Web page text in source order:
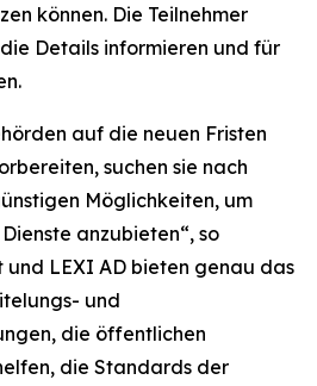
können. Die Teilnehmer
Details informieren und für
auf die neuen Fristen
suchen sie nach
Möglichkeiten, um
anzubieten“, so
und LEXI AD bieten genau das
und
die öffentlichen
die Standards der